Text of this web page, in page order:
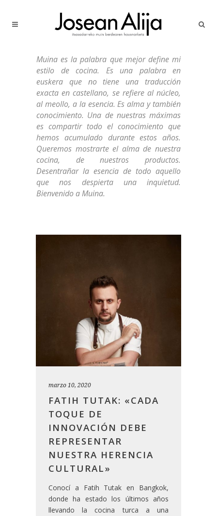
Muina es la palabra que mejor define mi
estilo de cocina. Es una palabra en
euskera que no tiene una traducción
exacta en castellano, se refiere al núcleo,
al meollo, a la esencia. Es alma y también
conocimiento. Una de nuestras máximas
es compartir todo el conocimiento que
hemos acumulado durante estos años.
Queremos mostrarte el alma de nuestra
cocina, de nuestros productos.
Desentrañar la esencia de todo aquello
que nos despierta una inquietud.
Bienvenido a Muina.
marzo 10, 2020
FATIH TUTAK: «CADA
TOQUE DE
INNOVACIÓN DEBE
REPRESENTAR
NUESTRA HERENCIA
CULTURAL»
Conocí a Fatih Tutak en Bangkok,
donde ha estado los últimos años
llevando la cocina turca a una